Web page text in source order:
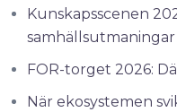
Kunskapsscenen
samhällsutmaningar
FOR-torget 2026:
När ekosystemen